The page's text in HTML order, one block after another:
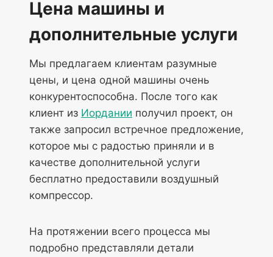
Цена машины и
дополнительные услуги
Мы предлагаем клиентам разумные
цены, и цена одной машины очень
конкурентоспособна. После того как
клиент из Иордании получил проект, он
также запросил встречное предложение,
которое мы с радостью приняли и в
качестве дополнительной услуги
бесплатно предоставили воздушный
компрессор.
На протяжении всего процесса мы
подробно представляли детали